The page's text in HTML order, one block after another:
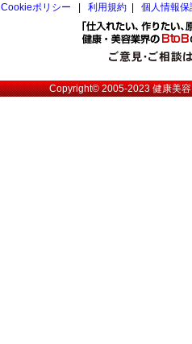
Cookieポリシー
利用規約 個人情報
Copyright© 2005-2023健康美